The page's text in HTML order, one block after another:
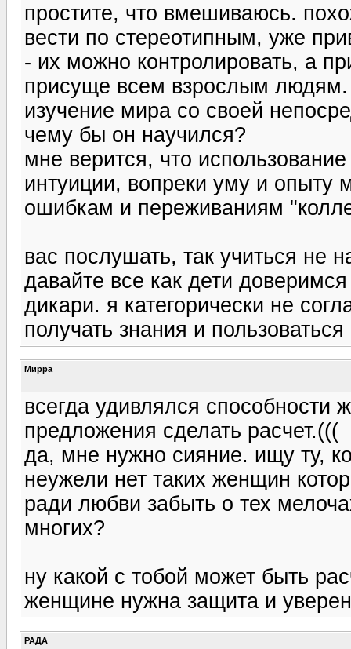
простите, что вмешиваюсь.
вести по стереотипным, уже
- их можно контролировать, а
присуще всем взрослым
изучение мира со своей
чему бы он научился?
мне верится, что
интуиции, вопреки уму и опыту
ошибкам и переживаниям
вас послушать, так учиться не
давайте все как дети
дикари. я категорически не
получать знания и
Мирра
всегда удивлялся способности
предложения сделать расчет.(((
да, мне нужно сияние. ищу ту,
неужели нет таких женщин
ради любви забыть о тех
многих?
ну какой с тобой может быть
женщине нужна защита и
РАДА